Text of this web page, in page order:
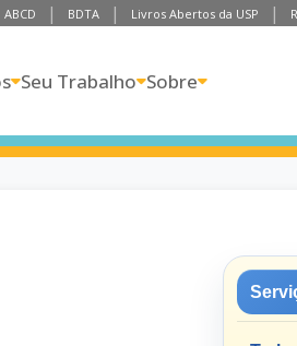
ABCD BDTA Livros Abertos da USP
Seu Trabalho Sobre